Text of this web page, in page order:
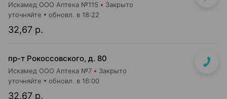
Искамед ООО Аптека №115 Закрыто
32,67 р.
уточняйте обновл. в 18:22
пр-т Рокоссовского, д. 80
Искамед ООО Аптека №7 Закрыто
32,67 р.
уточняйте обновл. в 16:00